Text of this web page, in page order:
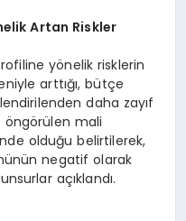
Artan Riskler
yönelik risklerin
arttığı, bütçe
daha zayıf
öngörülen mali
olduğu belirtilerek,
negatif olarak
açıklandı.